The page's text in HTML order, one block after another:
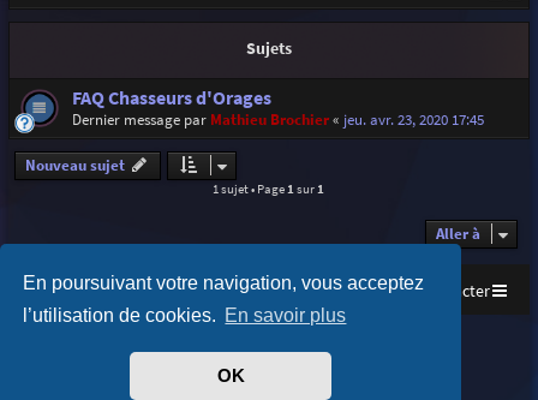
En poursuivant votre navigation, vous acceptez
l’utilisation de cookies. En savoir plus
OK
Sujets
FAQ Chasseurs d'Orages
Dernier message par Mathieu Brochier« jeu. avr. 23, 2020 17:45
Nouveau sujet
1 sujet • Page1sur1
Aller à
Accueil Index du forum Nous contacter
Développé par
® Forum Software © phpBB Limited
Traduit par